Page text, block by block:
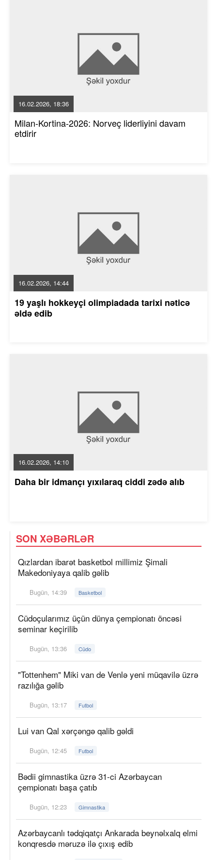
16.02.2026, 18:36
Milan-Kortina-2026: Norveç liderliyini davam
etdirir
16.02.2026, 14:44
19 yaşlı hokkeyçi olimpiadada tarixi nəticə
əldə edib
16.02.2026, 14:10
Daha bir idmançı yıxılaraq ciddi zədə alıb
SON XƏBƏRLƏR
Qızlardan ibarət basketbol millimiz Şimali
Makedoniyaya qalib gəlib
Bugün, 14:39 Basketbol
Cüdoçularımız üçün dünya çempionatı öncəsi
seminar keçirilib
Bugün, 13:36 Cüdo
"Tottenhem" Miki van de Venlə yeni müqavilə üzrə
razılığa gəlib
Bugün, 13:17 Futbol
Lui van Qal xərçəngə qalib gəldi
Bugün, 12:45 Futbol
Bədii gimnastika üzrə 31-ci Azərbaycan
çempionatı başa çatıb
Bugün, 12:23 Gimnastika
Azərbaycanlı tədqiqatçı Ankarada beynəlxalq elmi
konqresdə məruzə ilə çıxış edib